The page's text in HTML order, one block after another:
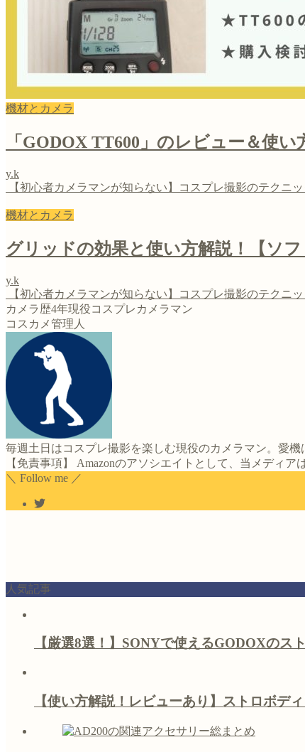
機材とカメラ
「GODOX TT600」のレビュー＆使い
y.k
【初心者カメラマンが知らない】コスプレ撮影のテクニッ
機材とカメラ
グリッドの効果と使い方解説！【ソ
y.k
【初心者カメラマンが知らない】コスプレ撮影のテクニッ
カメラ歴4年現役コスプレカメラマン
コスカメ管理人
毎週土日はコスプレ撮影を楽しむ現役のカメラマン。愛
【免責事項】 Amazonのアソシエイトとして、当メディア
＼ Follow me ／
人気記事
【厳選8選！】SONYで使えるGODOXのス
【使い方解説！レビューあり】ストロボデ